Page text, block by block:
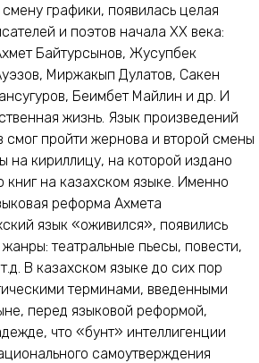
графики, появилась целая
и поэтов начала ХХ века:
Байтурсынов, Жусупбек
Миржакып Дулатов, Сакен
Беимбет Майлин и др. И
жизнь. Язык произведений
смог пройти жернова и второй смены
на кириллицу, на которой издано
книг на казахском языке. Именно
реформа Ахмета
язык «оживился», появились
театральные пьесы, повести,
В казахском языке до сих пор
терминами, введенными
перед языковой реформой,
что «бунт» интеллигенции
самоутверждения